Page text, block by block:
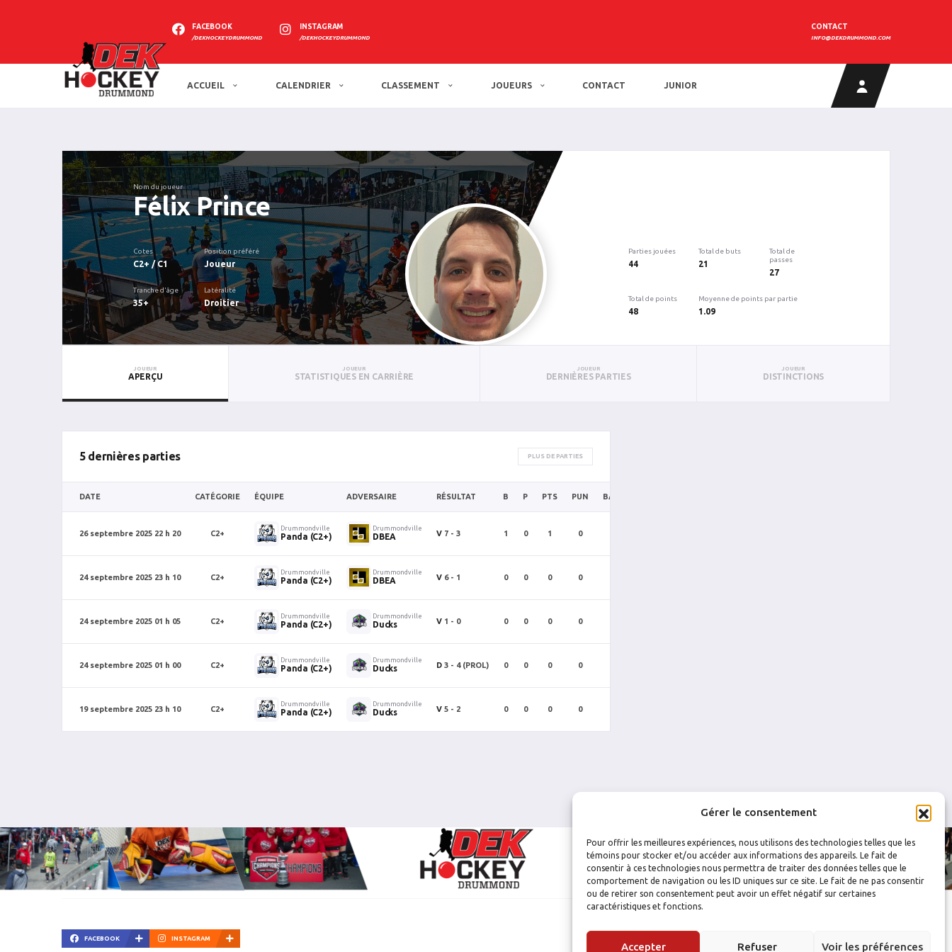
Gérer le consentement
Pour offrir les meilleures expériences, nous utilisons des technologies telles que les
témoins pour stocker et/ou accéder aux informations des appareils. Le fait de
consentir à ces technologies nous permettra de traiter des données telles que le
comportement de navigation ou les ID uniques sur ce site. Le fait de ne pas consentir
ou de retirer son consentement peut avoir un effet négatif sur certaines
caractéristiques et fonctions.
Accepter Refuser Voir les préférences
FACEBOOK
/DEKHOCKEYDRUMMOND
INSTAGRAM
/DEKHOCKEYDRUMMOND
CONTACT
INFO@DEKDRUMMOND.COM
ACCUEIL CALENDRIER CLASSEMENT JOUEURS CONTACT JUNIOR
Nom du joueur
Félix Prince
Cotes
C2+ / C1
Position préféré
Joueur
Tranche d'âge
35+
Latéralité
Droitier
Parties jouées
44
Total de buts
21
Total de
passes
27
Total de points
48
Moyenne de points par partie
1.09
JOUEUR
APERÇU
JOUEUR
STATISTIQUES EN CARRIÈRE
JOUEUR
DERNIÈRES PARTIES
JOUEUR
DISTINCTIONS
5 dernières parties PLUS DE PARTIES
DATE CATÉGORIE ÉQUIPE ADVERSAIRE RÉSULTAT B P PTS PUN BAN
26 septembre 2025 22 h 20 C2+
Drummondville
Panda (C2+)
Drummondville
DBEA V 7 - 3 1 0 1 0
24 septembre 2025 23 h 10 C2+
Drummondville
Panda (C2+)
Drummondville
DBEA V 6 - 1 0 0 0 0
24 septembre 2025 01 h 05 C2+
Drummondville
Panda (C2+)
Drummondville
Ducks V 1 - 0 0 0 0 0
24 septembre 2025 01 h 00 C2+
Drummondville
Panda (C2+)
Drummondville
Ducks D 3 - 4 (PROL) 0 0 0 0
19 septembre 2025 23 h 10 C2+
Drummondville
Panda (C2+)
Drummondville
Ducks V 5 - 2 0 0 0 0
FACEBOOK INSTAGRAM